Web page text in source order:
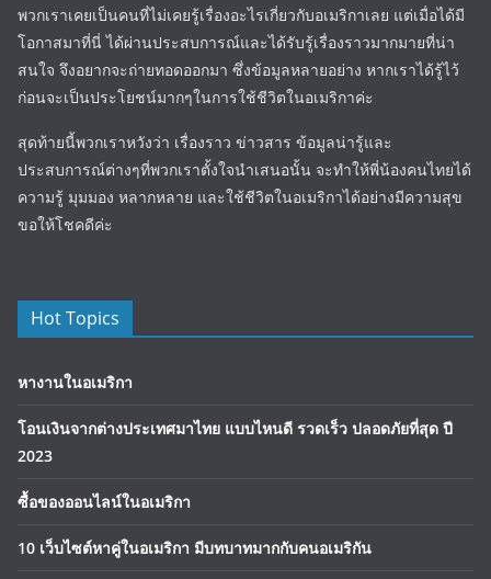
พวกเราเคยเป็นคนที่ไม่เคยรู้เรื่องอะไรเกี่ยวกับอเมริกาเลย แต่เมื่อได้มี
โอกาสมาที่นี่ ได้ผ่านประสบการณ์และได้รับรู้เรื่องราวมากมายที่น่า
สนใจ จึงอยากจะถ่ายทอดออกมา ซึ่งข้อมูลหลายอย่าง หากเราได้รู้ไว้
ก่อนจะเป็นประโยชน์มากๆในการใช้ชีวิตในอเมริกาค่ะ
สุดท้ายนี้พวกเราหวังว่า เรื่องราว ข่าวสาร ข้อมูลน่ารู้และ
ประสบการณ์ต่างๆที่พวกเราตั้งใจนำเสนอนั้น จะทำให้พี่น้องคนไทยได้
ความรู้ มุมมอง หลากหลาย และใช้ชีวิตในอเมริกาได้อย่างมีความสุข
ขอให้โชคดีค่ะ
Hot Topics
หางานในอเมริกา
โอนเงินจากต่างประเทศมาไทย แบบไหนดี รวดเร็ว ปลอดภัยที่สุด ปี
2023
ซื้อของออนไลน์ในอเมริกา
10 เว็บไซต์หาคู่ในอเมริกา มีบทบาทมากกับคนอเมริกัน